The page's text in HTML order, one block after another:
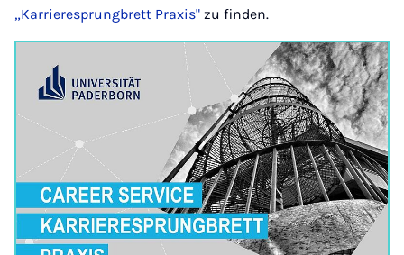
„Karrieresprungbrett Praxis" zu finden.